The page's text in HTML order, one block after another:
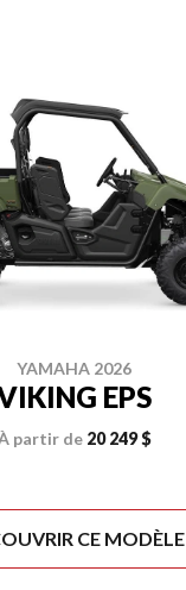
YAMAHA 2026
EPS
partir de 20 249 $
CE MODÈLE